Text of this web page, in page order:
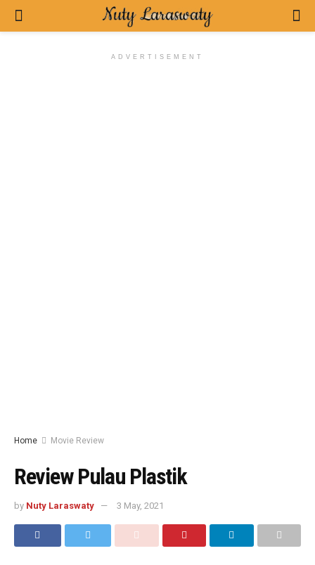
ADVERTISEMENT
Home Movie Review
Review Pulau Plastik
by Nuty Laraswaty 3 May, 2021